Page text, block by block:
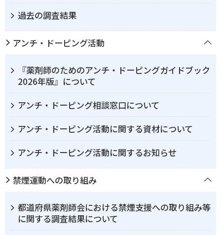
過去の調査結果
アンチ・ドーピング活動
『薬剤師のためのアンチ・ドーピングガイドブック
2026年版』について
アンチ・ドーピング相談窓口について
アンチ・ドーピング活動に関する資材について
アンチ・ドーピング活動に関するお知らせ
禁煙運動への取り組み
都道府県薬剤師会における禁煙支援への取り組み等
に関する調査結果について